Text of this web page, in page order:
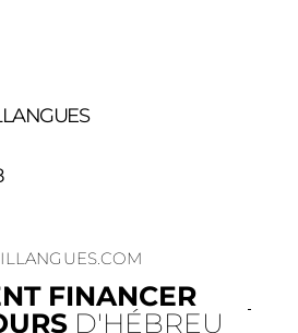
FINANCER
D'HÉBREU